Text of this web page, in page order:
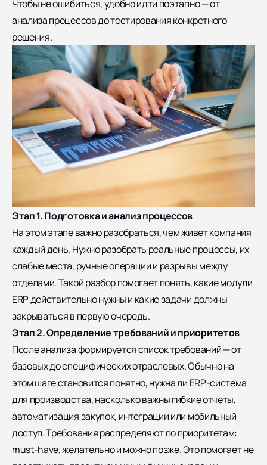
Чтобы не ошибиться, удобно идти поэтапно — от
анализа процессов до тестирования конкретного
решения.
Этап 1. Подготовка и анализ процессов
На этом этапе важно разобраться, чем живет компания
каждый день. Нужно разобрать реальные процессы, их
слабые места, ручные операции и разрывы между
отделами. Такой разбор помогает понять, какие модули
ERP действительно нужны и какие задачи должны
закрываться в первую очередь.
Этап 2. Определение требований и приоритетов
После анализа формируется список требований — от
базовых до специфических отраслевых. Обычно на
этом шаге становится понятно, нужна ли ERP-система
для производства, насколько важны гибкие отчеты,
автоматизация закупок, интеграции или мобильный
доступ. Требования распределяют по приоритетам:
must-have, желательно и можно позже. Это помогает не